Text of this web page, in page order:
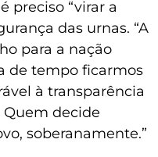
preciso “virar a
das urnas. “A
para a nação
de tempo ficarmos
à transparência
decide
soberanamente.”